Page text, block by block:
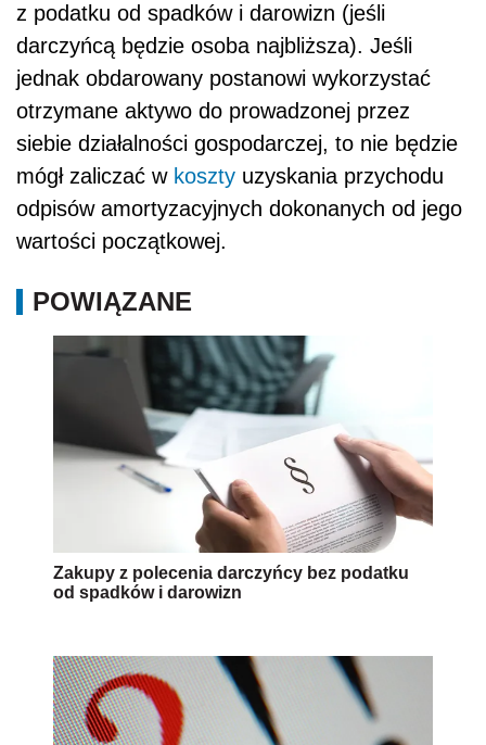
z podatku od spadków i darowizn (jeśli
darczyńcą będzie osoba najbliższa). Jeśli
jednak obdarowany postanowi wykorzystać
otrzymane aktywo do prowadzonej przez
siebie działalności gospodarczej, to nie będzie
mógł zaliczać w koszty uzyskania przychodu
odpisów amortyzacyjnych dokonanych od jego
wartości początkowej.
POWIĄZANE
Zakupy z polecenia darczyńcy bez podatku
od spadków i darowizn